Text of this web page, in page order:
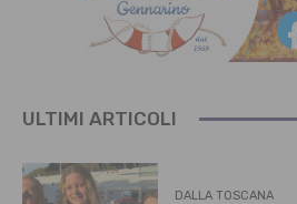
ULTIMI ARTICOLI
DALLA TOSCANA